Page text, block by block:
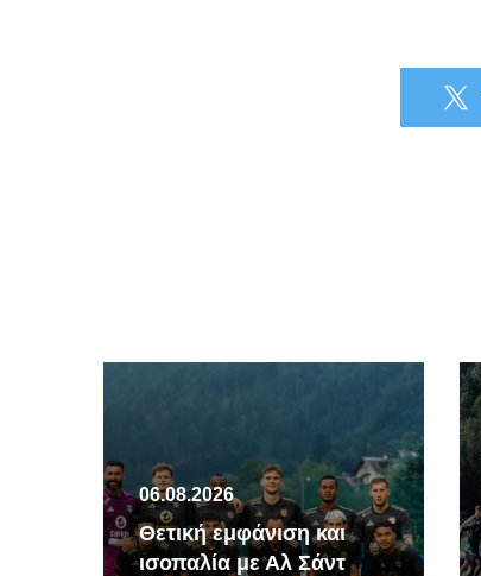
06.08.2026
Θετική εμφάνιση και
ισοπαλία με Αλ Σάντ